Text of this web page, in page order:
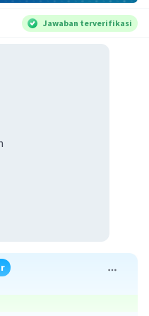
Jawaban terverifikasi